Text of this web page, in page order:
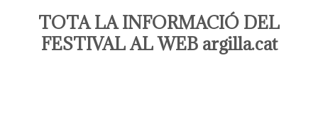
TOTA LA INFORMACIÓ DEL
FESTIVAL AL WEB argilla.cat